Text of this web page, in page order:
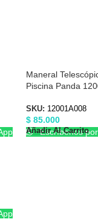
Maneral
Piscina Panda
SKU: 12001A008
$85.000
Añadir Al Carrito
Escríbenos